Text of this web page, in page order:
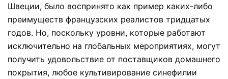
Швеции, было воспринято как пример каких-либо
преимуществ французских реалистов тридцатых
годов. Но, поскольку уровни, которые работают
исключительно на глобальных мероприятиях, могут
получить удовольствие от поставщиков домашнего
покрытия, любое культивирование синефилии